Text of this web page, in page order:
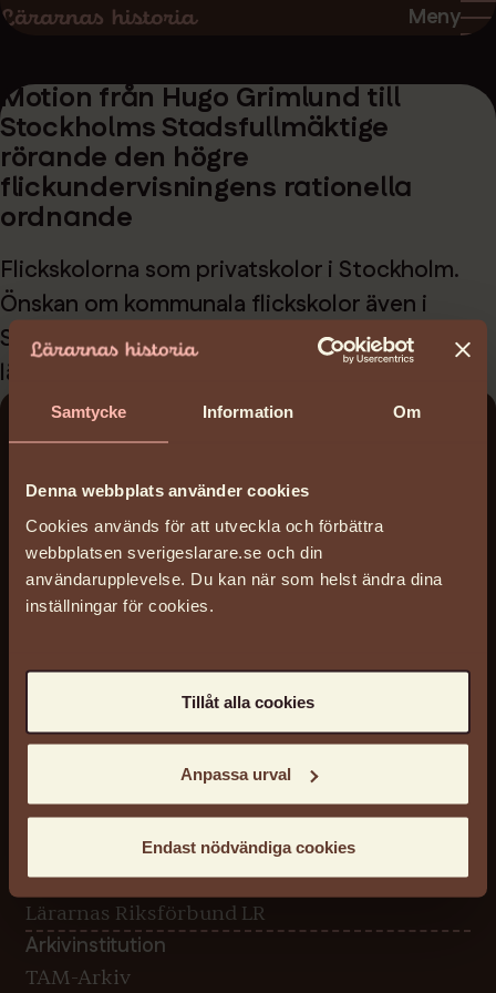
Samtycke Information Om
Denna webbplats använder cookies
Cookies används för att utveckla och förbättra
webbplatsen sverigeslarare.se och din
användarupplevelse. Du kan när som helst ändra dina
inställningar för cookies.
Tillåt alla cookies
Anpassa urval
Endast nödvändiga cookies
Hoppa
innehåll
Hoppa
huvudnavigering
Meny
Motion från Hugo Grimlund till
Stockholms Stadsfullmäktige
rörande den högre
flickundervisningens rationella
ordnande
Flickskolorna som privatskolor i Stockholm.
Önskan om kommunala flickskolor även i
Stockholm. Förslag om sammanslagning av
läroverk.
Ladda ner:
motion-fran-hugo-grimlund-till-stockholms-
stadsfullmaktige-rorande-den-hogre-
flickundervisningens-rationella-
ordnande_lrok_1934.pdf (1 MB)
Arkiv
Lärarnas Riksförbund LR
Arkivreferens
Arkivägare
Lärarnas Riksförbund LR
Arkivinstitution
TAM-Arkiv